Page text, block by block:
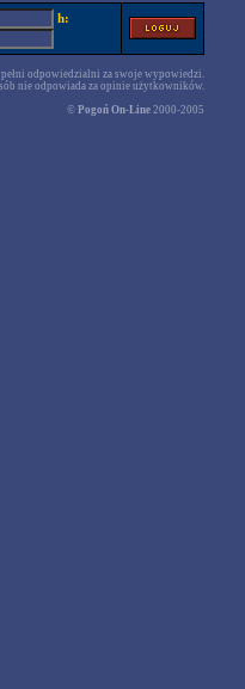
h:
odpowiedzialni za swoje wypowiedzi.
nie odpowiada za opinie użytkowników.
© Pogoń On-Line 2000-2005